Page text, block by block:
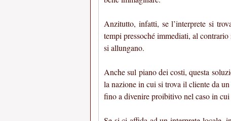
Anzitutto, infatti, se l’interprete si
tempi pressoché immediati, al contrario
si allungano.
Anche sul piano dei costi, questa
la nazione in cui si trova il cliente da
fino a divenire proibitivo nel caso in